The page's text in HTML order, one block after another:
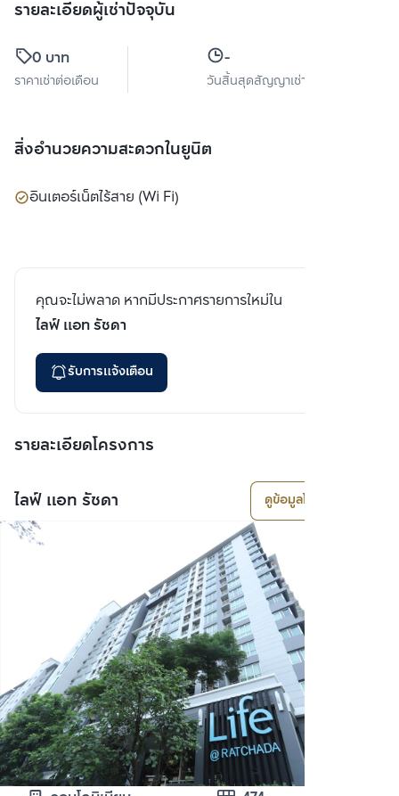
รายละเอียดผู้เช่าปัจจุบัน
0 บาท
ราคาเช่าต่อเดือน
-
วันสิ้นสุดสัญญาเช่า
สิ่งอำนวยความสะดวกในยูนิต
อินเตอร์เน็ตไร้สาย (Wi Fi)
คุณจะไม่พลาด หากมีประกาศรายการใหม่ใน
ไลฟ์ แอท รัชดา
รับการแจ้งเตือน
รายละเอียดโครงการ
ไลฟ์ แอท รัชดา ดูข้อมูลโครงการ